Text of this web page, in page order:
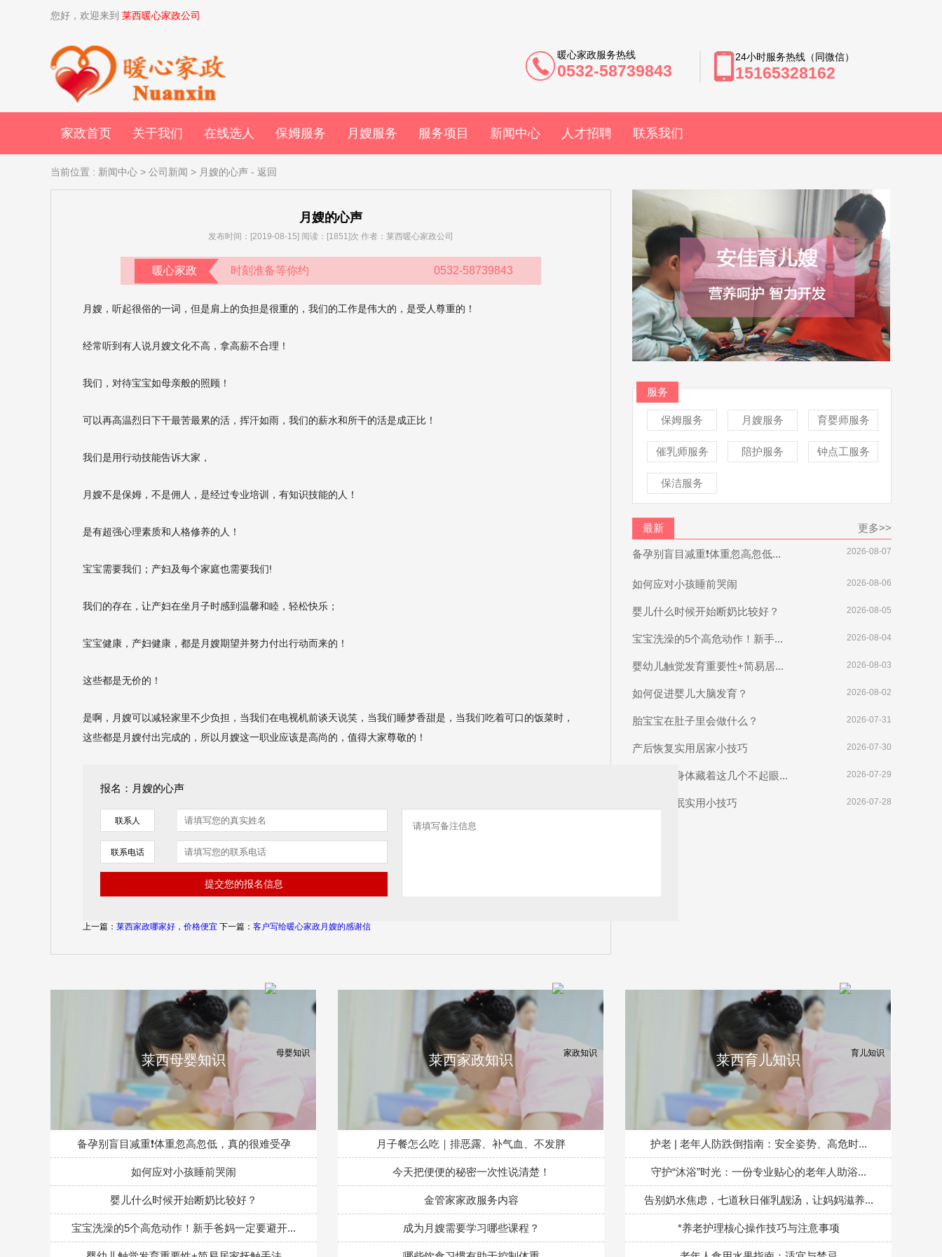
您好，欢迎来到 莱西暖心家政公司
暖心家政服务热线
0532-58739843
24小时服务热线（同微信）
15165328162
家政首页 关于我们 在线选人 保姆服务 月嫂服务 服务项目 新闻中心 人才招聘 联系我们
当前位置 : 新闻中心 > 公司新闻 > 月嫂的心声 - 返回
月嫂的心声
发布时间：[2019-08-15] 阅读：[1851]次 作者：莱西暖心家政公司
暖心家政 时刻准备等你约 0532-58739843
月嫂 ，听起很俗的一词，但是肩上的负担是很重的，我们的工作是伟大的，是受人尊重的！
经常听到有人说月嫂文化不高，拿高薪不合理！
我们，对待宝宝如母亲般的照顾！
可以再高温烈日下干最苦最累的活，挥汗如雨，我们的薪水和所干的活是成正比！
我们是用行动技能告诉大家，
月嫂不是保姆，不是佣人，是经过专业培训，有知识技能的人！
是有超强心理素质和人格修养的人！
宝宝需要我们；产妇及每个家庭也需要我们!
我们的存在，让产妇在坐月子时感到温馨和睦，轻松快乐；
宝宝健康，产妇健康，都是月嫂期望并努力付出行动而来的！
这些都是无价的！
是啊，月嫂可以减轻家里不少负担，当我们在电视机前谈天说笑，当我们睡梦香甜是，当我们吃着可口的饭菜时，
这些都是月嫂付出完成的，所以月嫂这一职业应该是高尚的，值得大家尊敬的！
报名：月嫂的心声
联系人
联系电话
上一篇： 莱西家政哪家好，价格便宜 下一篇： 客户写给暖心家政月嫂的感谢信
服务
保姆服务 月嫂服务 育婴师服务
催乳师服务 陪护服务 钟点工服务
保洁服务
最新 更多>>
备孕别盲目减重❗体重忽高忽低... 2026-08-07
如何应对小孩睡前哭闹 2026-08-06
婴儿什么时候开始断奶比较好？ 2026-08-05
宝宝洗澡的5个高危动作！新手... 2026-08-04
婴幼儿触觉发育重要性+简易居... 2026-08-03
如何促进婴儿大脑发育？ 2026-08-02
胎宝宝在肚子里会做什么？ 2026-07-31
产后恢复实用居家小技巧 2026-07-30
长期难孕身体藏着这几个不起眼... 2026-07-29
婴幼儿睡眠实用小技巧 2026-07-28
莱西母婴知识
备孕别盲目减重❗体重忽高忽低，真的很难受孕
如何应对小孩睡前哭闹
婴儿什么时候开始断奶比较好？
宝宝洗澡的5个高危动作！新手爸妈一定要避开...
莱西家政知识
月子餐怎么吃｜排恶露、补气血、不发胖
今天把便便的秘密一次性说清楚！
金管家家政服务内容
成为月嫂需要学习哪些课程？
莱西育儿知识
护老 | 老年人防跌倒指南：安全姿势、高危时...
守护“沐浴”时光：一份专业贴心的老年人助浴...
告别奶水焦虑，七道秋日催乳靓汤，让妈妈滋养...
*养老护理核心操作技巧与注意事项